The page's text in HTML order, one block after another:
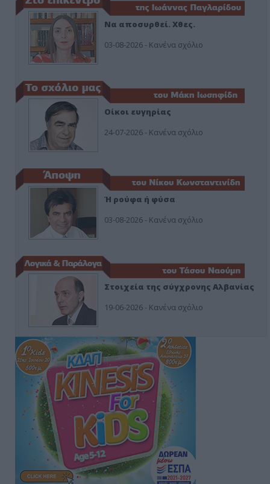
Να αποσυρθεί. Χθες.
03-08-2026 - Κανένα σχόλιο
Οίκοι ευγηρίας
24-07-2026 - Κανένα σχόλιο
Ή ρούφα ή φύσα
03-08-2026 - Κανένα σχόλιο
Στοιχεία της σύγχρονης Αλβανίας
19-06-2026 - Κανένα σχόλιο